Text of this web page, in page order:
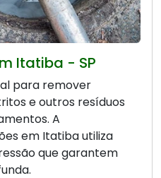
Itatiba - SP
para remover
e outros resíduos
A
em Itatiba utiliza
que garantem